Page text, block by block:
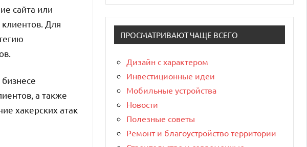
сайта или
Для
а также
хакерских атак
ПРОСМАТРИВАЮТ ЧАЩЕ ВСЕГО
Дизайн с характером
Инвестиционные идеи
Мобильные устройства
Новости
Полезные советы
Ремонт и благоустройство территории